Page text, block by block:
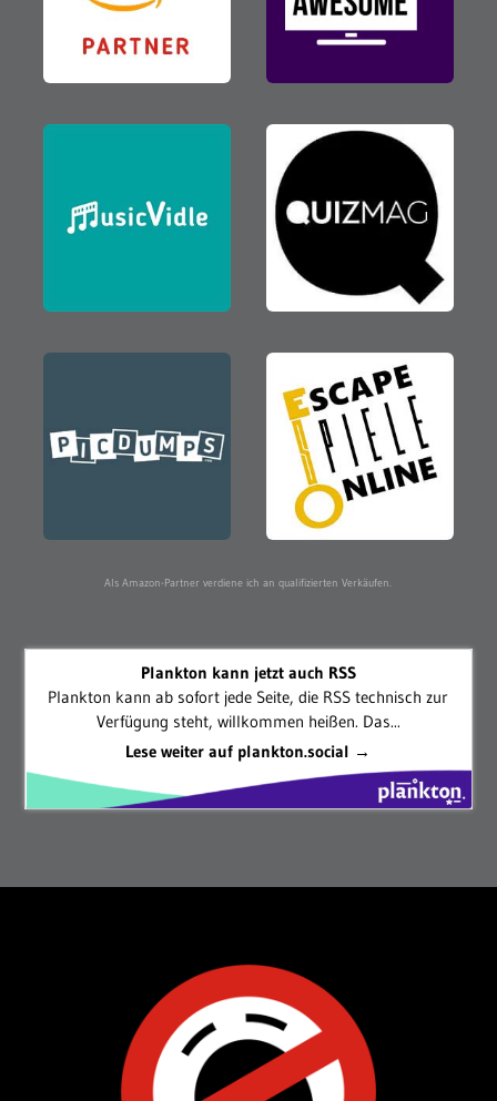
Als Amazon-Partner verdiene ich an qualifizierten Verkäufen.
Plankton kann jetzt auch RSS
Plankton kann ab sofort jede Seite, die RSS technisch zur
Verfügung steht, willkommen heißen. Das...
Lese weiter auf plankton.social →